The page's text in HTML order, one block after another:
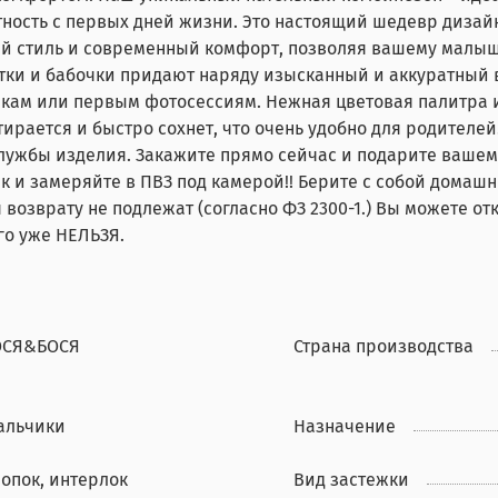
с первых дней жизни. Это настоящий шедевр
стиль и современный комфорт, позволяя вашему
и бабочки придают наряду изысканный и
или первым фотосессиям. Нежная цветовая палитра
и быстро сохнет, что очень удобно для
изделия. Закажите прямо сейчас и подарите
и замеряйте в ПВЗ под камерой!! Берите с собой
не подлежат (согласно ФЗ 2300-1.) Вы можете
уже НЕЛЬЗЯ.
Страна производства
Назначение
интерлок Вид застежки